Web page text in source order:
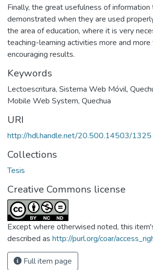
Finally, the great usefulness of
demonstrated when they are used
the area of education, where it is very
teaching-learning activities more and
encouraging results.
Keywords
Lectoescritura, Sistema Web Móvil,
Mobile Web System, Quechua
URI
http://hdl.handle.net/20.500.14503/1325
Collections
Tesis
Creative Commons license
Except where otherwised noted, this
described as http://purl.org/coar/
Full item page